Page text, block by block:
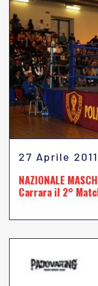
27 Aprile 2011
NAZIONALE
Carrara il 2°